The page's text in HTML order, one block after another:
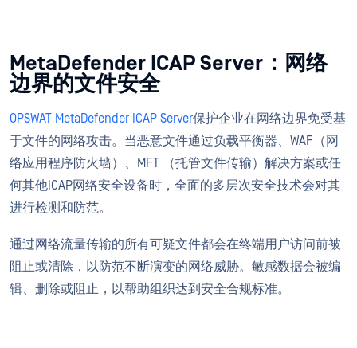
MetaDefender ICAP Server：网络
边界的文件安全
OPSWAT MetaDefender ICAP Server保护企业在网络边界免受基
于文件的网络攻击。当恶意文件通过负载平衡器、WAF（网
络应用程序防火墙）、MFT （托管文件传输）解决方案或任
何其他ICAP网络安全设备时，全面的多层次安全技术会对其
进行检测和防范。
通过网络流量传输的所有可疑文件都会在终端用户访问前被
阻止或清除，以防范不断演变的网络威胁。敏感数据会被编
辑、删除或阻止，以帮助组织达到安全合规标准。